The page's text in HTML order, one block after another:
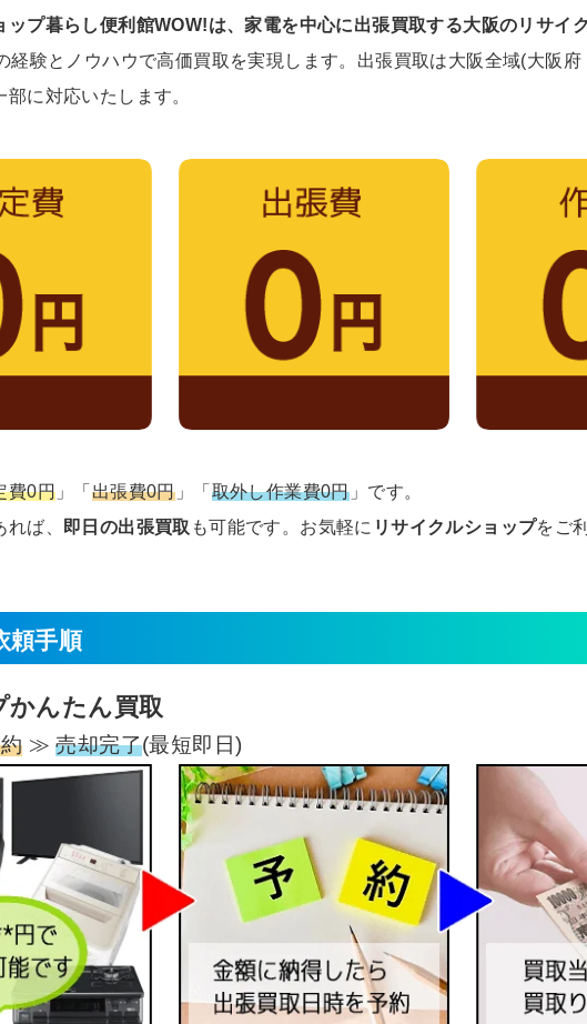
ップ暮らし便利館WOW!は、家電を中心に出張買取する大阪のリサイ
経験とノウハウで高価買取を実現します。出張買取は大阪全域(大阪
部に対応いたします。
費0円 」「 出張費0円」「 取外し作業費0円」です。
ば、
即日の出張買取 も可能です。お気軽に リサイクルショップをご
頼手順
かんたん買取
≫売却完了(最短即日)